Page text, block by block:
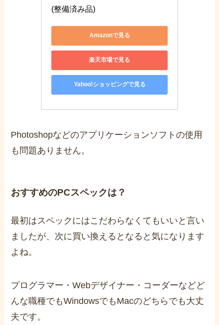
(整備済み品)
Amazonで見る
楽天市場で見る
Yahoo!ショッピングで見る
Photoshopなどのアプリケーションソフトの使用
も問題ありません。
おすすめのPCスペックは？
最初はスペックにはこだわらなくてもいいと言い
ましたが、次に買い換えるとなると気になります
よね。
プログラマー・Webデザイナー・コーダーなどど
んな職種でもWindowsでもMacのどちらでも大丈
夫です。